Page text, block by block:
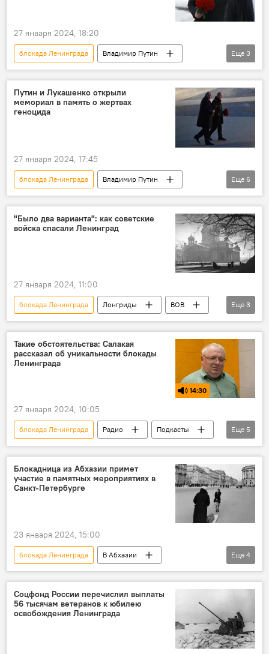
27 января 2024, 18:20
блокада Ленинграда
Владимир Путин
ВОВ
Ленинград история
Еще 3
Путин и Лукашенко открыли
мемориал в память о жертвах
геноцида
27 января 2024, 17:45
блокада Ленинграда
Владимир Путин
Александр Лукашенко
Россия
СССР
блокада
ВОВ
Еще 6
"Было два варианта": как советские
войска спасали Ленинград
27 января 2024, 11:00
блокада Ленинграда Лонгриды
ВОВ
Ленинград
Россия история
Еще 3
Такие обстоятельства: Салакая
рассказал об уникальности блокады
Ленинграда
14:30
27 января 2024, 10:05
блокада Ленинграда Радио
Подкасты
Такие обстоятельства
Абхазия
история
Великая Отечественная война
фашизм
Еще 5
Блокадница из Абхазии примет
участие в памятных мероприятиях в
Санкт-Петербурге
23 января 2024, 15:00
блокада Ленинграда
В Абхазии
Санкт-Петербург
ВОВ
история
Абхазия
Еще 4
Соцфонд России перечислил выплаты
56 тысячам ветеранов к юбилею
освобождения Ленинграда